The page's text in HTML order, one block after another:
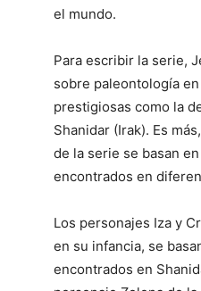
el mundo.
Para escribir la serie,
sobre paleontología
prestigiosas como la
Shanidar (Irak). Es
de la serie se basan
encontrados en
Los personajes Iza y
en su infancia, se
encontrados en